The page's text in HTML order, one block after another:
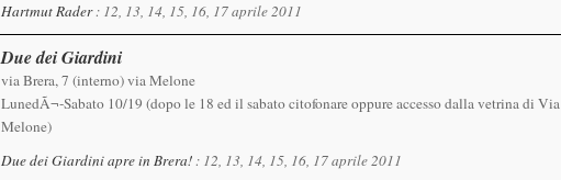
Hartmut Rader: 12, 13, 14, 15, 16, 17 aprile 2011
Due dei Giardini
via Brera, 7 (interno) via Melone
LunedÃ¬-Sabato 10/19 (dopo le 18 ed il sabato citofonare oppure accesso dalla vetrina di Via
Melone)
Due dei Giardini apre in Brera!: 12, 13, 14, 15, 16, 17 aprile 2011